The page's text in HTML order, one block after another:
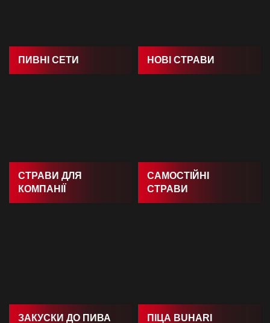
ПИВНI СЕТИ НОВI СТРАВИ
СТРАВИ ДЛЯ
КОМПАНІЇ
САМОСТІЙНІ
СТРАВИ
ЗАКУСКИ ДО ПИВА ПIЦА BUHARI